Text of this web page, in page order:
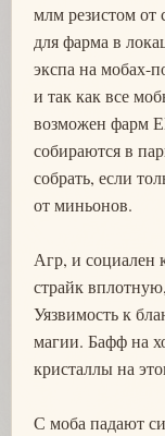
млм резистом от
для фарма в
экспа на мобах-
и так как все
возможен фарм
собираются в
собрать, если
от миньонов.
Агр, и социален
страйк
Уязвимость к
магии. Бафф на
кристаллы на
С моба падают